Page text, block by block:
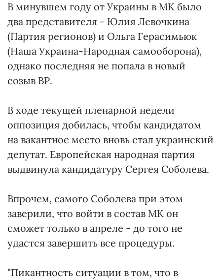
В минувшем году от Украины в МК было
два представителя - Юлия Левочкина
(Партия регионов) и Ольга Герасимьюк
(Наша Украина-Народная самооборона),
однако последняя не попала в новый
созыв ВР.
В ходе текущей пленарной недели
оппозиция добилась, чтобы кандидатом
на вакантное место вновь стал украинский
депутат. Европейская народная партия
выдвинула кандидатуру Сергея Соболева.
Впрочем, самого Соболева при этом
заверили, что войти в состав МК он
сможет только в апреле - до того не
удастся завершить все процедуры.
"Пикантность ситуации в том, что в